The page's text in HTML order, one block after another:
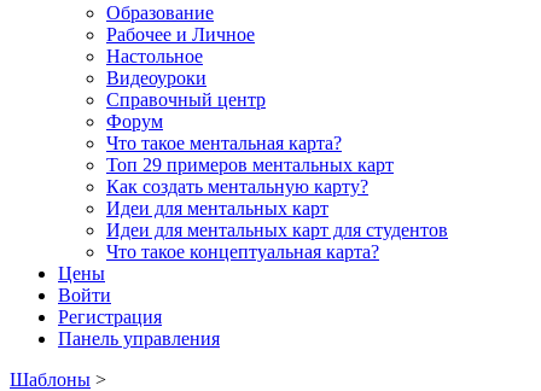
Образование
Рабочее и Личное
Настольное
Видеоуроки
Справочный центр
Форум
Что такое ментальная карта?
Топ 29 примеров ментальных карт
Как создать ментальную карту?
Идеи для ментальных карт
Идеи для ментальных карт для студентов
Что такое концептуальная карта?
Цены
Войти
Регистрация
Панель управления
Шаблоны >